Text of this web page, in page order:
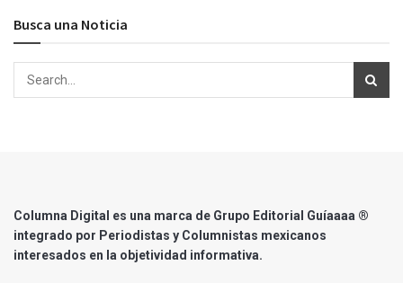
Busca una Noticia
Columna Digital es una marca de Grupo Editorial Guíaaaa ®
integrado por Periodistas y Columnistas mexicanos
interesados en la objetividad informativa.